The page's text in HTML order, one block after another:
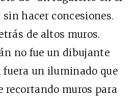
hacer concesiones.
de altos muros.
no fue un dibujante
un iluminado que
recortando muros para